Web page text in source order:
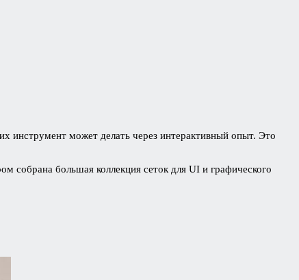
инструмент может делать через интерактивный опыт. Это
собрана большая коллекция сеток для UI и графического